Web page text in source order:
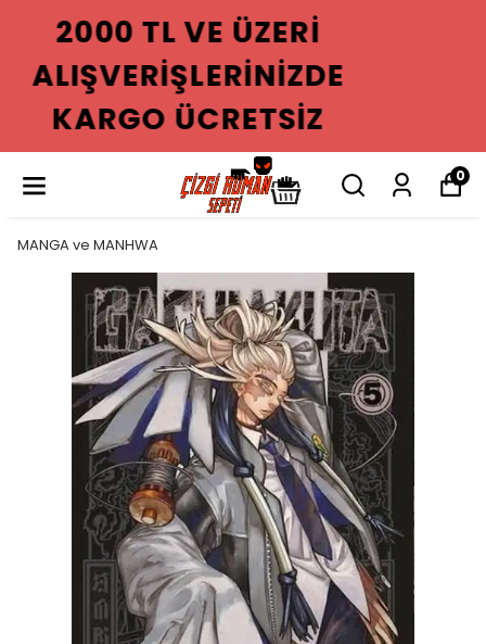
2000 TL VE ÜZERI
ALIŞVERIŞLERINIZDE
KARGO ÜCRETSIZ
0
MANGA ve MANHWA